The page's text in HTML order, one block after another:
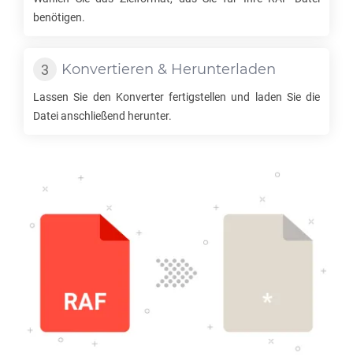
benötigen.
Konvertieren & Herunterladen
Lassen Sie den Konverter fertigstellen und laden Sie die
Datei anschließend herunter.